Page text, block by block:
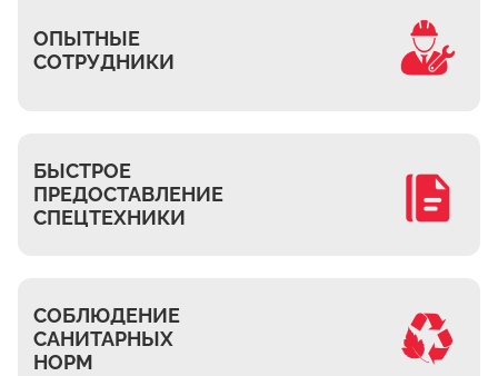
Михнево
Верхнее Мячково
Лыткарино
ОПЫТНЫЕ
СОТРУДНИКИ
БЫСТРОЕ
ПРЕДОСТАВЛЕНИЕ
СПЕЦТЕХНИКИ
СОБЛЮДЕНИЕ
САНИТАРНЫХ
НОРМ